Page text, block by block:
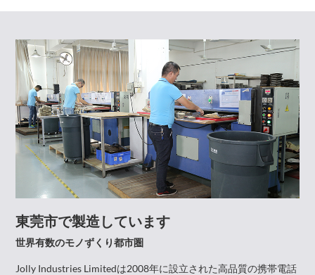
東莞市で製造しています
世界有数のモノずくり都市圏
Jolly Industries Limitedは2008年に設立された高品質の携帯電話